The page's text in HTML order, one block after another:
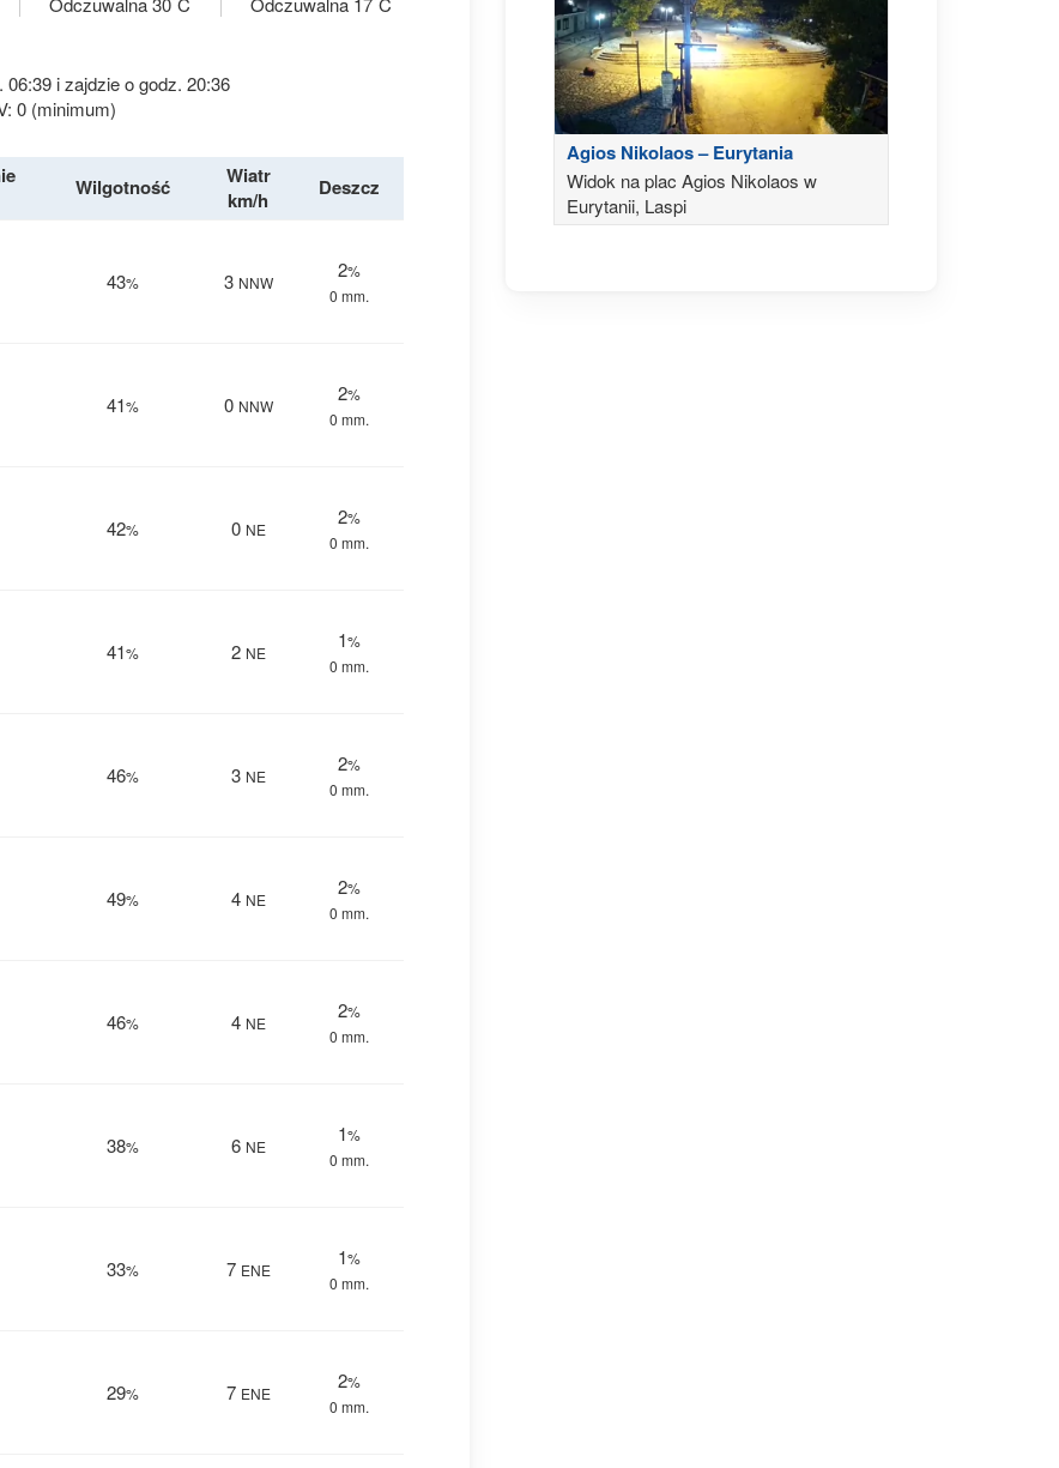
i zajdzie o godz. 20:36
0 (minimum)
Wilgotność
Wiatr
km/h
Deszcz
43% 3 NNW
2%
0 mm.
41% 0 NNW
2%
0 mm.
42% 0 NE
2%
0 mm.
41% 2 NE
1%
0 mm.
46% 3 NE
2%
0 mm.
49% 4 NE
2%
0 mm.
46% 4 NE
2%
0 mm.
38% 6 NE
1%
0 mm.
33% 7 ENE
1%
0 mm.
29% 7 ENE
2%
0 mm.
Agios Nikolaos – Eurytania
Widok na plac Agios Nikolaos w
Eurytanii, Laspi